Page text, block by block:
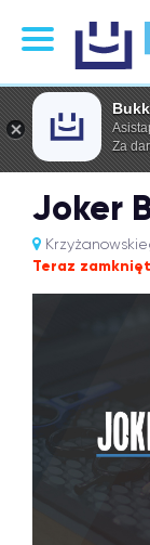
Joker
Teraz
Za